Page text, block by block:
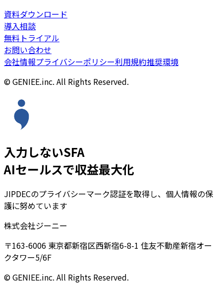
資料ダウンロード
導入相談
無料トライアル
お問い合わせ
会社情報プライバシーポリシー利用規約推奨環境
© GENIEE.inc. All Rights Reserved.
入力しないSFA
AIセールスで収益最大化
JIPDECのプライバシーマーク認証を取得し、個人情報の保
護に努めています
株式会社ジーニー
〒163-6006 東京都新宿区西新宿6-8-1 住友不動産新宿オー
クタワー5/6F
© GENIEE.inc. All Rights Reserved.